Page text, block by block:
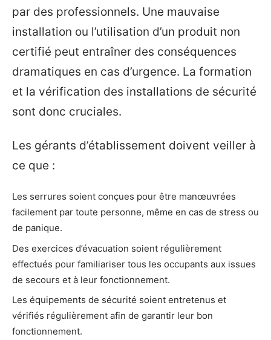
par des professionnels. Une mauvaise
installation ou l’utilisation d’un produit non
certifié peut entraîner des conséquences
dramatiques en cas d’urgence. La formation
et la vérification des installations de sécurité
sont donc cruciales.
Les gérants d’établissement doivent veiller à
ce que :
Les serrures soient conçues pour être manœuvrées
facilement par toute personne, même en cas de stress ou
de panique.
Des exercices d’évacuation soient régulièrement
effectués pour familiariser tous les occupants aux issues
de secours et à leur fonctionnement.
Les équipements de sécurité soient entretenus et
vérifiés régulièrement afin de garantir leur bon
fonctionnement.